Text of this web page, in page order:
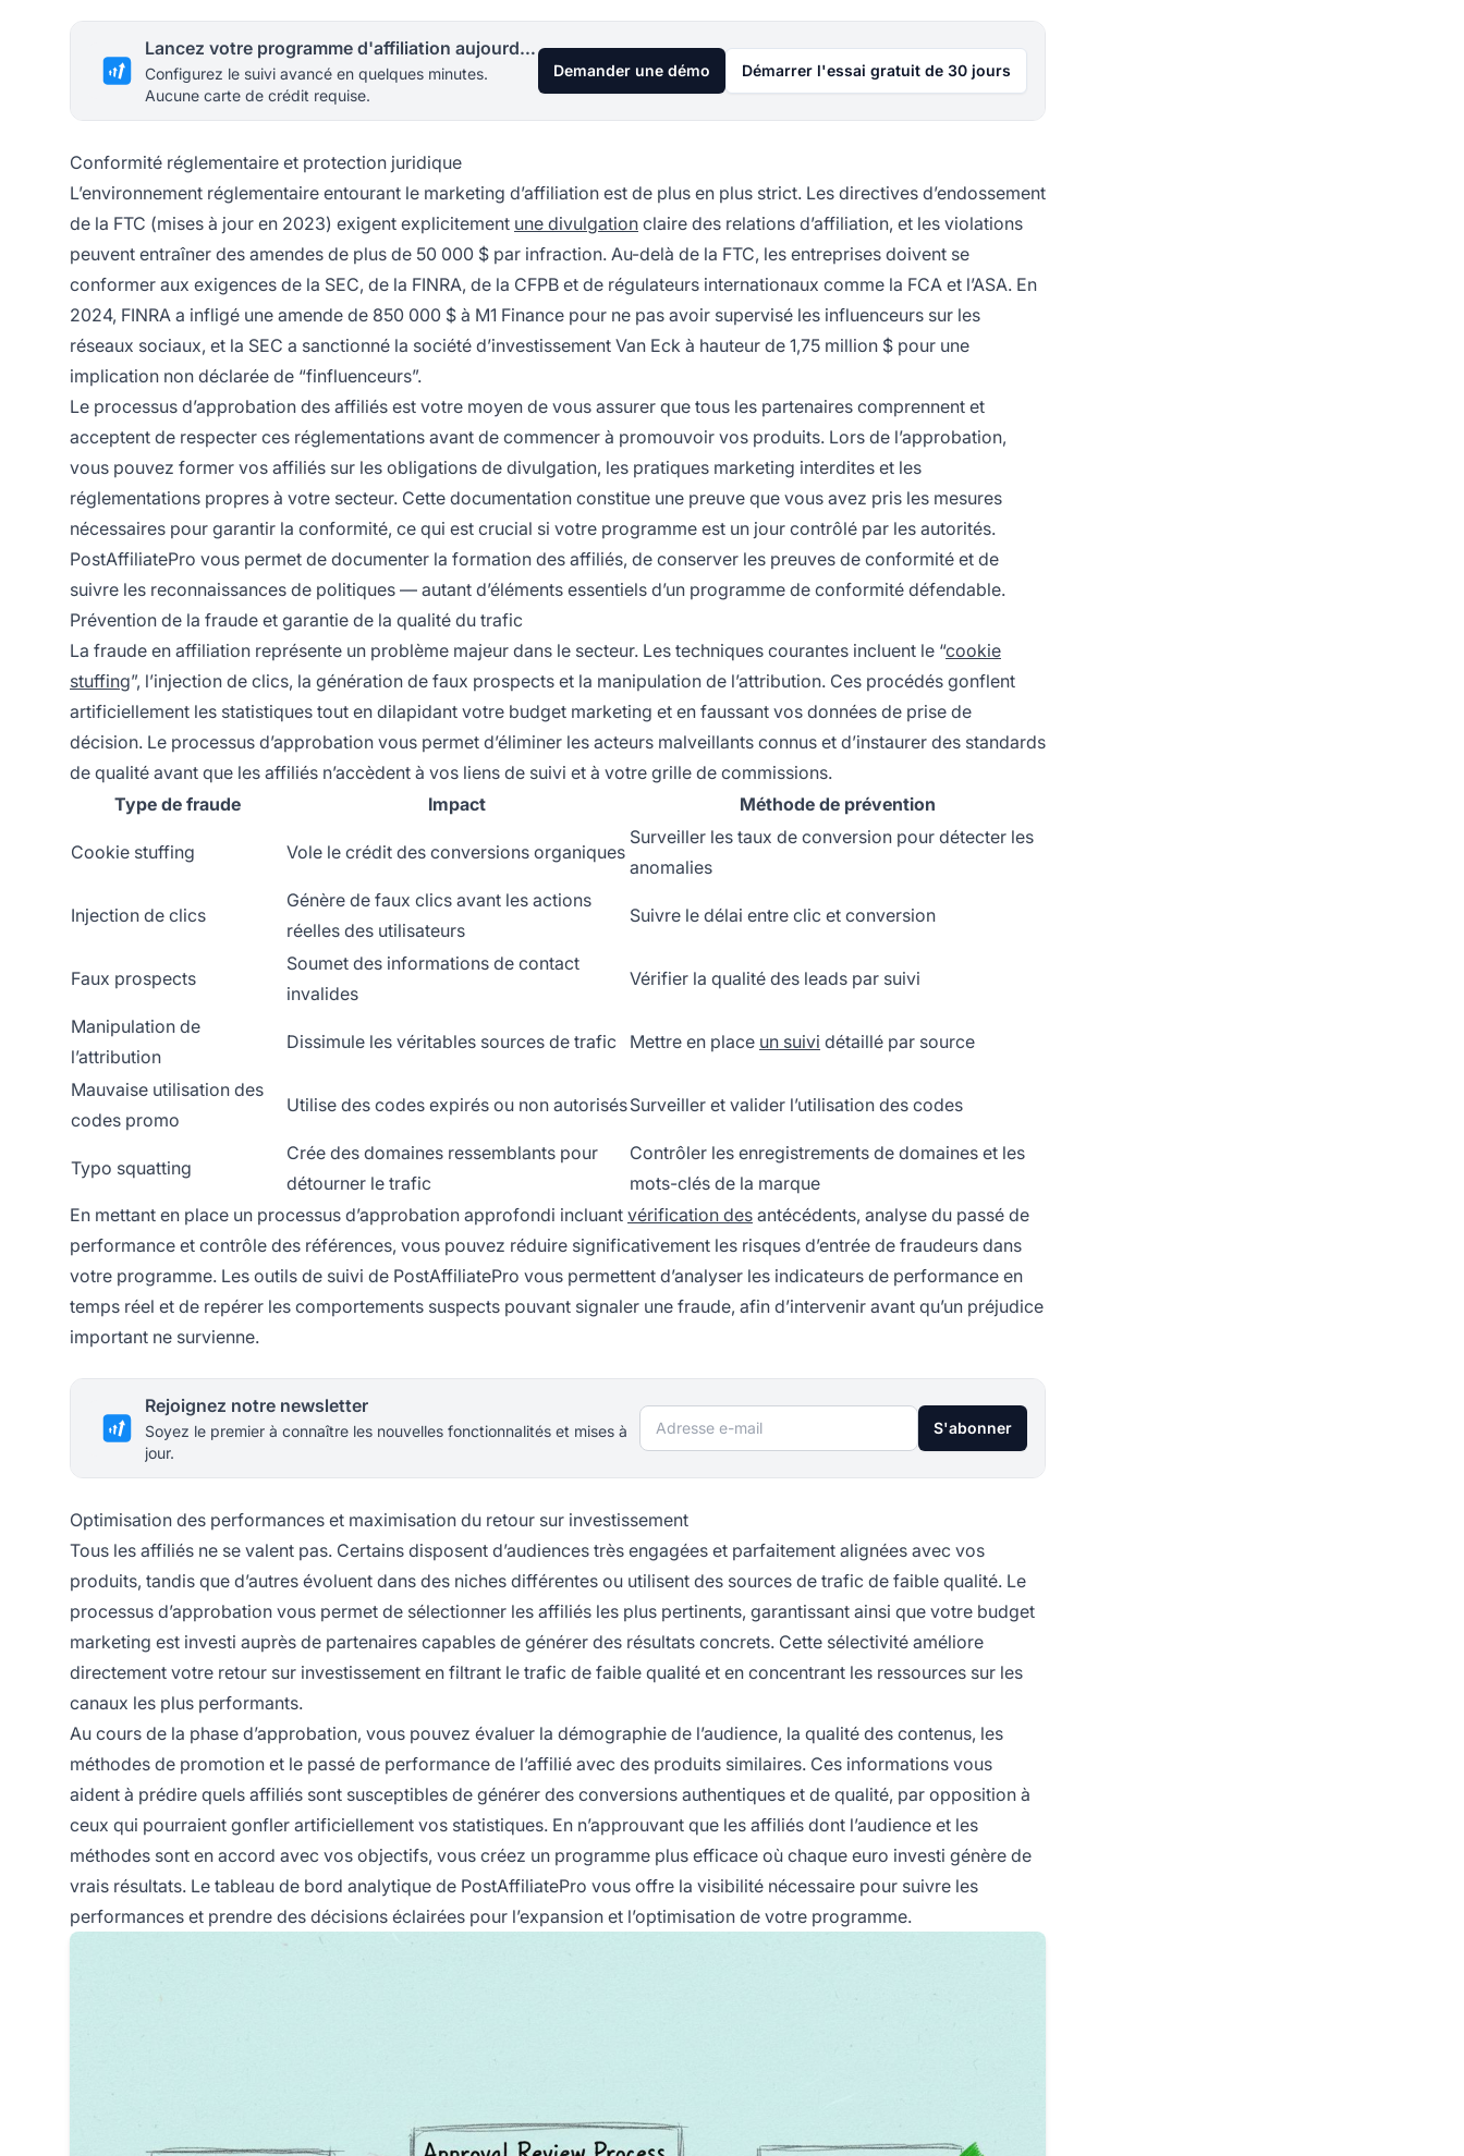
Lancez votre programme d'affiliation aujourd'hui
Configurez le suivi avancé en quelques minutes.
Aucune carte de crédit requise.
Demander une démo Démarrer l'essai gratuit de 30 jours
Conformité réglementaire et protection juridique
L’environnement réglementaire entourant le marketing d’affiliation est de plus en plus strict. Les directives d’endossement
de la FTC (mises à jour en 2023) exigent explicitement une divulgation claire des relations d’affiliation, et les violations
peuvent entraîner des amendes de plus de 50 000 $ par infraction. Au-delà de la FTC, les entreprises doivent se
conformer aux exigences de la SEC, de la FINRA, de la CFPB et de régulateurs internationaux comme la FCA et l’ASA. En
2024, FINRA a infligé une amende de 850 000 $ à M1 Finance pour ne pas avoir supervisé les influenceurs sur les
réseaux sociaux, et la SEC a sanctionné la société d’investissement Van Eck à hauteur de 1,75 million $ pour une
implication non déclarée de “finfluenceurs”.
Le processus d’approbation des affiliés est votre moyen de vous assurer que tous les partenaires comprennent et
acceptent de respecter ces réglementations avant de commencer à promouvoir vos produits. Lors de l’approbation,
vous pouvez former vos affiliés sur les obligations de divulgation, les pratiques marketing interdites et les
réglementations propres à votre secteur. Cette documentation constitue une preuve que vous avez pris les mesures
nécessaires pour garantir la conformité, ce qui est crucial si votre programme est un jour contrôlé par les autorités.
PostAffiliatePro vous permet de documenter la formation des affiliés, de conserver les preuves de conformité et de
suivre les reconnaissances de politiques — autant d’éléments essentiels d’un programme de conformité défendable.
Prévention de la fraude et garantie de la qualité du trafic
La fraude en affiliation représente un problème majeur dans le secteur. Les techniques courantes incluent le “cookie
stuffing”, l’injection de clics, la génération de faux prospects et la manipulation de l’attribution. Ces procédés gonflent
artificiellement les statistiques tout en dilapidant votre budget marketing et en faussant vos données de prise de
décision. Le processus d’approbation vous permet d’éliminer les acteurs malveillants connus et d’instaurer des standards
de qualité avant que les affiliés n’accèdent à vos liens de suivi et à votre grille de commissions.
Type de fraude
Impact Méthode de prévention
Cookie stuffing Vole le crédit des conversions organiques
Surveiller les taux de conversion pour détecter les
anomalies
Injection de clics
Génère de faux clics avant les actions
réelles des utilisateurs
Suivre le délai entre clic et conversion
Faux prospects
Soumet des informations de contact
invalides
Vérifier la qualité des leads par suivi
Manipulation de
l’attribution
Dissimule les véritables sources de trafic Mettre en place un suivi détaillé par source
Mauvaise utilisation des
codes promo
Utilise des codes expirés ou non autorisésSurveiller et valider l’utilisation des codes
Typo squatting
Crée des domaines ressemblants pour
détourner le trafic
Contrôler les enregistrements de domaines et les
mots-clés de la marque
En mettant en place un processus d’approbation approfondi incluant vérification des antécédents, analyse du passé de
performance et contrôle des références, vous pouvez réduire significativement les risques d’entrée de fraudeurs dans
votre programme. Les outils de suivi de PostAffiliatePro vous permettent d’analyser les indicateurs de performance en
temps réel et de repérer les comportements suspects pouvant signaler une fraude, afin d’intervenir avant qu’un préjudice
important ne survienne.
Rejoignez notre newsletter
Soyez le premier à connaître les nouvelles fonctionnalités et mises à
jour.
Adresse e-mail S'abonner
Optimisation des performances et maximisation du retour sur investissement
Tous les affiliés ne se valent pas. Certains disposent d’audiences très engagées et parfaitement alignées avec vos
produits, tandis que d’autres évoluent dans des niches différentes ou utilisent des sources de trafic de faible qualité. Le
processus d’approbation vous permet de sélectionner les affiliés les plus pertinents, garantissant ainsi que votre budget
marketing est investi auprès de partenaires capables de générer des résultats concrets. Cette sélectivité améliore
directement votre retour sur investissement en filtrant le trafic de faible qualité et en concentrant les ressources sur les
canaux les plus performants.
Au cours de la phase d’approbation, vous pouvez évaluer la démographie de l’audience, la qualité des contenus, les
méthodes de promotion et le passé de performance de l’affilié avec des produits similaires. Ces informations vous
aident à prédire quels affiliés sont susceptibles de générer des conversions authentiques et de qualité, par opposition à
ceux qui pourraient gonfler artificiellement vos statistiques. En n’approuvant que les affiliés dont l’audience et les
méthodes sont en accord avec vos objectifs, vous créez un programme plus efficace où chaque euro investi génère de
vrais résultats. Le tableau de bord analytique de PostAffiliatePro vous offre la visibilité nécessaire pour suivre les
performances et prendre des décisions éclairées pour l’expansion et l’optimisation de votre programme.